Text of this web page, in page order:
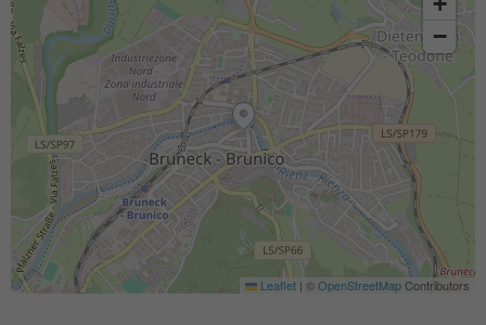
−
Leaflet | ©OpenStreetMapContributors